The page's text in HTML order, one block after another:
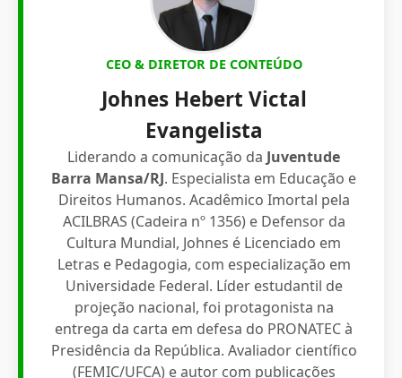
CEO & DIRETOR DE CONTEÚDO
Johnes Hebert Victal
Evangelista
Liderando a comunicação da Juventude
Barra Mansa/RJ. Especialista em Educação e
Direitos Humanos. Acadêmico Imortal pela
ACILBRAS (Cadeira nº 1356) e Defensor da
Cultura Mundial, Johnes é Licenciado em
Letras e Pedagogia, com especialização em
Universidade Federal. Líder estudantil de
projeção nacional, foi protagonista na
entrega da carta em defesa do PRONATEC à
Presidência da República. Avaliador científico
(FEMIC/UFCA) e autor com publicações